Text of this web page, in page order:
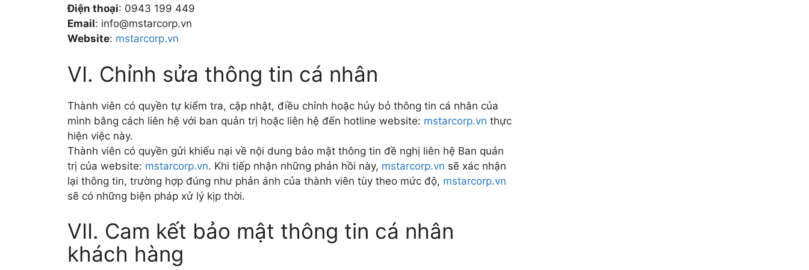
Điện thoại: 0943 199 449
Email: info@mstarcorp.vn
Website: mstarcorp.vn
VI. Chỉnh sửa thông tin cá nhân
Thành viên có quyền tự kiểm tra, cập nhật, điều chỉnh hoặc hủy bỏ thông tin cá nhân của
mình bằng cách liên hệ với ban quản trị hoặc liên hệ đến hotline website: mstarcorp.vn thực
hiện việc này.
Thành viên có quyền gửi khiếu nại về nội dung bảo mật thông tin đề nghị liên hệ Ban quản
trị của website: mstarcorp.vn. Khi tiếp nhận những phản hồi này, mstarcorp.vn sẽ xác nhận
lại thông tin, trường hợp đúng như phản ánh của thành viên tùy theo mức độ, mstarcorp.vn
sẽ có những biện pháp xử lý kịp thời.
VII. Cam kết bảo mật thông tin cá nhân
khách hàng